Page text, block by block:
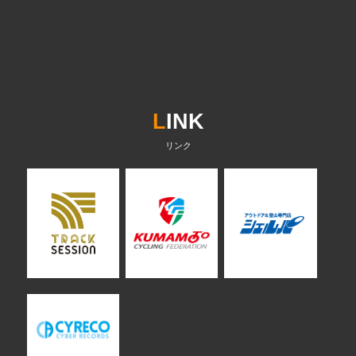
LINK